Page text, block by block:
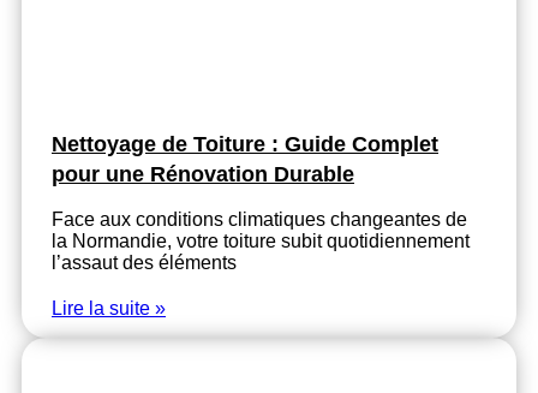
Nettoyage de Toiture : Guide Complet
pour une Rénovation Durable
Face aux conditions climatiques changeantes de
la Normandie, votre toiture subit quotidiennement
l’assaut des éléments
Lire la suite »